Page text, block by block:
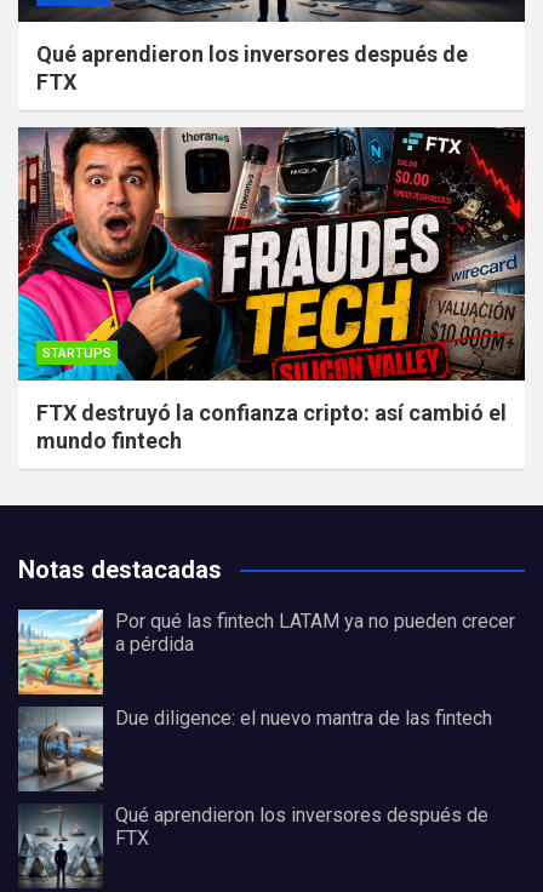
Qué aprendieron los inversores después de
FTX
STARTUPS
FTX destruyó la confianza cripto: así cambió el
mundo fintech
Notas destacadas
Por qué las fintech LATAM ya no pueden crecer
a pérdida
Due diligence: el nuevo mantra de las fintech
Qué aprendieron los inversores después de
FTX